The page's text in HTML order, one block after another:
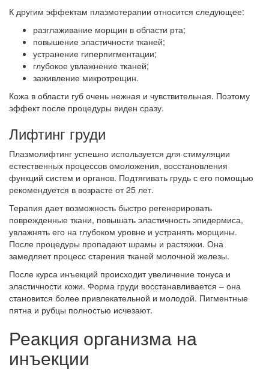
К другим эффектам плазмотерапии относится следующее:
разглаживание морщин в области рта;
повышение эластичности тканей;
устранение гиперпигментации;
глубокое увлажнение тканей;
заживление микротрещин.
Кожа в области губ очень нежная и чувствительная. Поэтому
эффект после процедуры виден сразу.
Лифтинг груди
Плазмолифтинг успешно используется для стимуляции
естественных процессов омоложения, восстановления
функций систем и органов. Подтягивать грудь с его помощью
рекомендуется в возрасте от 25 лет.
Терапия дает возможность быстро регенерировать
поврежденные ткани, повышать эластичность эпидермиса,
увлажнять его на глубоком уровне и устранять морщины.
После процедуры пропадают шрамы и растяжки. Она
замедляет процесс старения тканей молочной железы.
После курса инъекций происходит увеличение тонуса и
эластичности кожи. Форма груди восстанавливается – она
становится более привлекательной и молодой. Пигментные
пятна и рубцы полностью исчезают.
Реакция организма на
инъекции